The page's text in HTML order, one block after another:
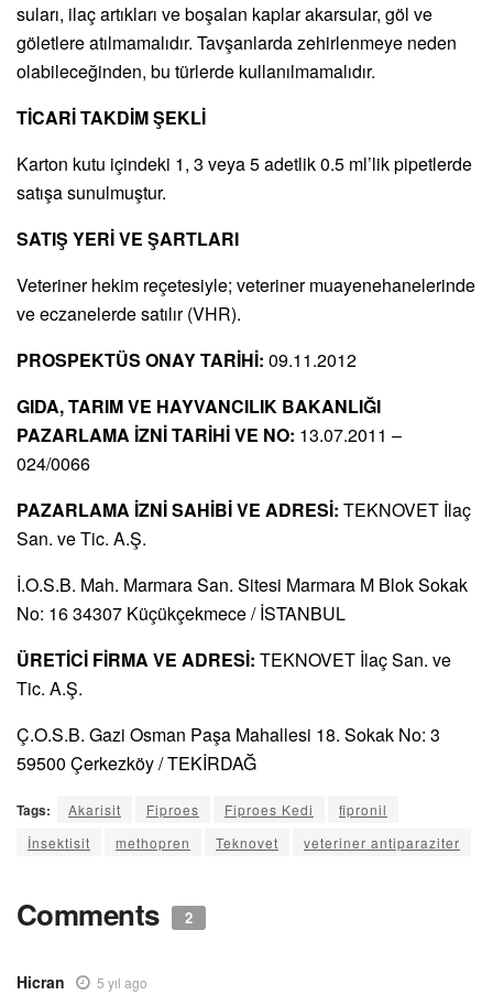
suları, ilaç artıkları ve boşalan kaplar akarsular, göl ve
göletlere atılmamalıdır. Tavşanlarda zehirlenmeye neden
olabileceğinden, bu türlerde kullanılmamalıdır.
TİCARİ TAKDİM ŞEKLİ
Karton kutu içindeki 1, 3 veya 5 adetlik 0.5 ml’lik pipetlerde
satışa sunulmuştur.
SATIŞ YERİ VE ŞARTLARI
Veteriner hekim reçetesiyle; veteriner muayenehanelerinde
ve eczanelerde satılır (VHR).
PROSPEKTÜS ONAY TARİHİ: 09.11.2012
GIDA, TARIM VE HAYVANCILIK BAKANLIĞI
PAZARLAMA İZNİ TARİHİ VE NO: 13.07.2011 –
024/0066
PAZARLAMA İZNİ SAHİBİ VE ADRESİ: TEKNOVET İlaç
San. ve Tic. A.Ş.
İ.O.S.B. Mah. Marmara San. Sitesi Marmara M Blok Sokak
No: 16 34307 Küçükçekmece / İSTANBUL
ÜRETİCİ FİRMA VE ADRESİ: TEKNOVET İlaç San. ve
Tic. A.Ş.
Ç.O.S.B. Gazi Osman Paşa Mahallesi 18. Sokak No: 3
59500 Çerkezköy / TEKİRDAĞ
Tags: Akarisit Fiproes Fiproes Kedi
ﬁpronil
İnsektisit
methopren Teknovet veteriner antiparaziter
Comments 2
Hicran 5 yıl ago